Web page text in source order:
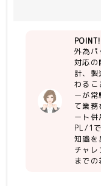
【
・
シ
・
経
【
現
（
ル
POINT!
外為パ
対応の
計、製
わるこ
ーが常
て業務
ート併
PL/1
知識を
チャレ
までの